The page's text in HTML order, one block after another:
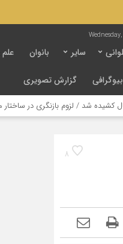
سایر بانوان
بیوگرافی گزارش تصویری
بازنگری در ساختار مدیریتی این
8